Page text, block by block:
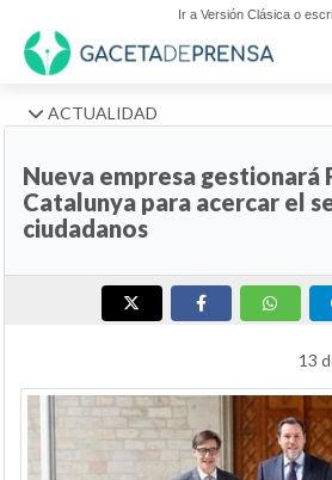
Ir a Versión Clásica o
ACTUALIDAD
Nueva empresa gestionará
Catalunya para acercar el
ciudadanos
13